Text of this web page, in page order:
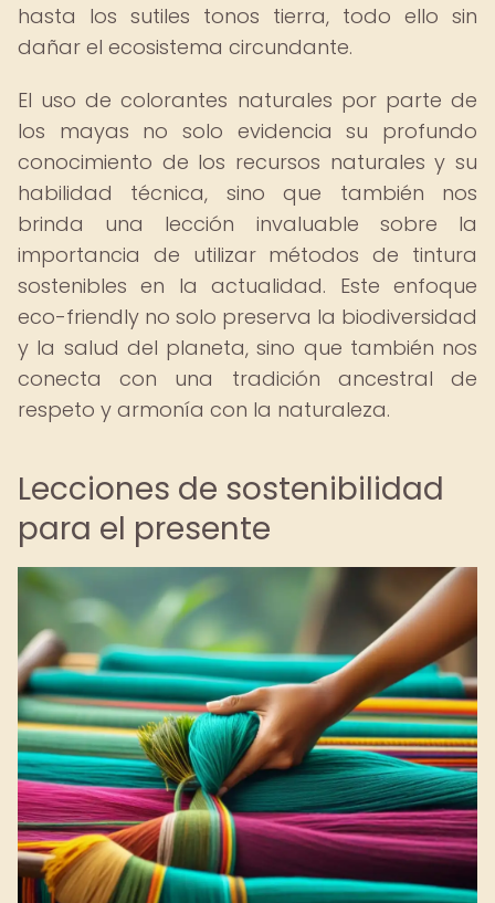
hasta los sutiles tonos tierra, todo ello sin
dañar el ecosistema circundante.
El uso de colorantes naturales por parte de
los mayas no solo evidencia su profundo
conocimiento de los recursos naturales y su
habilidad técnica, sino que también nos
brinda una lección invaluable sobre la
importancia de utilizar métodos de tintura
sostenibles en la actualidad. Este enfoque
eco-friendly no solo preserva la biodiversidad
y la salud del planeta, sino que también nos
conecta con una tradición ancestral de
respeto y armonía con la naturaleza.
Lecciones de sostenibilidad
para el presente